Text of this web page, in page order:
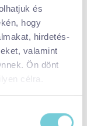
és
hogy
hirdetés-
valamint
Ön dönt
célra.
a
megkóstolsz
Ahol nem egy